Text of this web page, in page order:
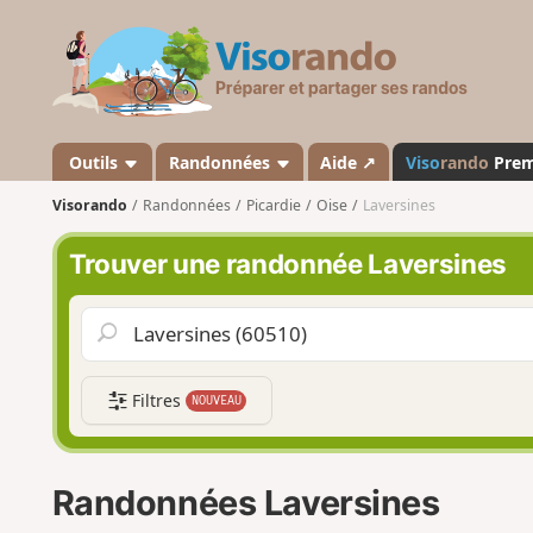
s
a
n
o
Outils Randonnées Aide ↗ Visorando
Visorando Randonnées Picardie Oise Laversines
Trouver une randonnée Laversines
Filtres NOUVEAU
Randonnées Laversines